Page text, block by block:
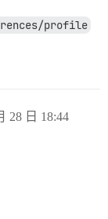
profile
28 日 18:44